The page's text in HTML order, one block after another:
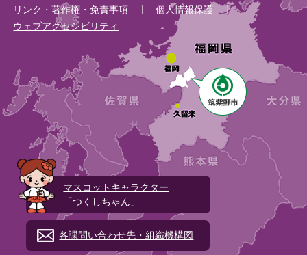
リンク・著作権・免責事項
個人情報保護
ウェブアクセシビリティ
マスコットキャラクター
「つくしちゃん」
各課問い合わせ先・組織機構図